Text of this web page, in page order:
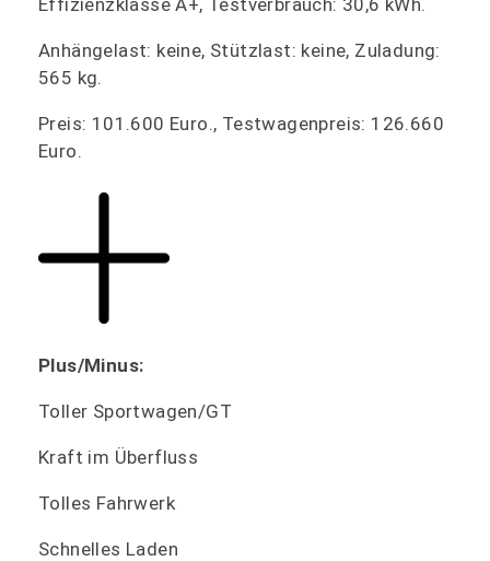
Anhängelast: keine, Stützlast: keine, Zuladung:
565 kg.
Preis: 101.600 Euro., Testwagenpreis: 126.660
Euro.
Plus/Minus:
Toller Sportwagen/GT
Kraft im Überfluss
Tolles Fahrwerk
Schnelles Laden